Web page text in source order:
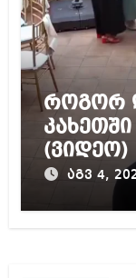
როგორ
(ვიდეო)
აგვ 4,